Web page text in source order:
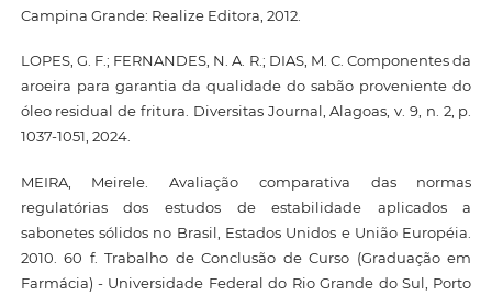
Campina Grande: Realize Editora, 2012.
LOPES, G. F.; FERNANDES, N. A. R.; DIAS, M. C. Componentes da
aroeira para garantia da qualidade do sabão proveniente do
óleo residual de fritura. Diversitas Journal, Alagoas, v. 9, n. 2, p.
1037-1051, 2024.
MEIRA, Meirele. Avaliação comparativa das normas
regulatórias dos estudos de estabilidade aplicados a
sabonetes sólidos no Brasil, Estados Unidos e União Européia.
2010. 60 f. Trabalho de Conclusão de Curso (Graduação em
Farmácia) - Universidade Federal do Rio Grande do Sul, Porto